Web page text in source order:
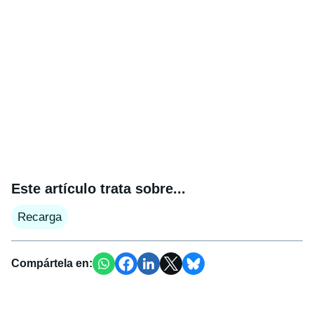
Este artículo trata sobre...
Recarga
Compártela en: